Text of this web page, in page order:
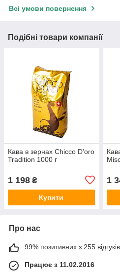
Всі умови повернення
Подібні товари компанії
Кава в зернах Chicco D'oro
Tradition 1000 г
1 198 ₴
Купити
1
Про нас
99% позитивних з 255
Працює з 11.02.2016